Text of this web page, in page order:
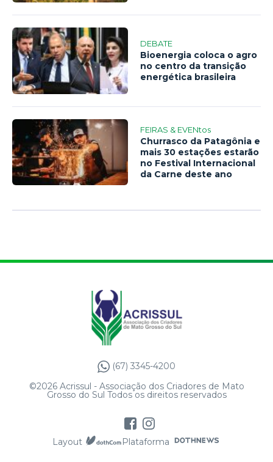
DEBATE
Bioenergia coloca o agro
no centro da transição
energética brasileira
FEIRAS & EVENtos
Churrasco da Patagônia e
mais 30 estações estarão
no Festival Internacional
da Carne deste ano
(67) 3345-4200
©2026 Acrissul - Associação dos Criadores de Mato
Grosso do Sul Todos os direitos reservados
Layout Plataforma